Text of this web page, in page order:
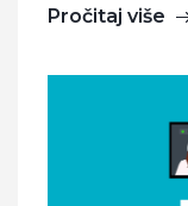
Pročitaj više